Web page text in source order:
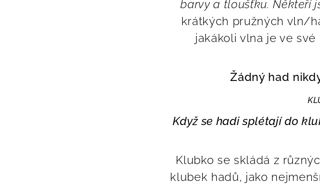
barvy a tloušťku. Někteří
krátkých pružných vln/
jakákoli vlna je ve
Žádný had
Když se hadi splétají do
Klubko se skládá z
klubek hadů, jako